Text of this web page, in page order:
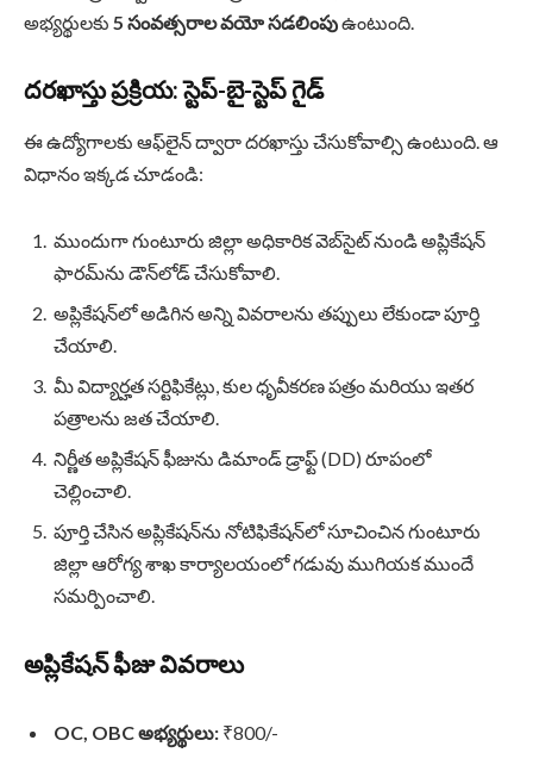
అభ్యర్థులకు 5 సంవత్సరాల వయో సడలింపుఉంటుంది.
దరఖాస్తు ప్రక్రియ: స్టెప్-బై-స్టెప్ గైడ్
ఈ ఉద్యోగాలకు ఆఫ్‌లైన్ ద్వారా దరఖాస్తు చేసుకోవాల్సి ఉంటుంది. ఆ
విధానం ఇక్కడ చూడండి:
ముందుగా గుంటూరు జిల్లా అధికారిక వెబ్‌సైట్ నుండి అప్లికేషన్
ఫారమ్‌ను డౌన్‌లోడ్ చేసుకోవాలి.
అప్లికేషన్‌లో అడిగిన అన్ని వివరాలను తప్పులు లేకుండా పూర్తి
చేయాలి.
మీ విద్యార్హత సర్టిఫికేట్లు, కుల ధృవీకరణ పత్రం మరియు ఇతర
పత్రాలను జత చేయాలి.
నిర్ణీత అప్లికేషన్ ఫీజును డిమాండ్ డ్రాఫ్ట్ (DD) రూపంలో
చెల్లించాలి.
పూర్తి చేసిన అప్లికేషన్‌ను నోటిఫికేషన్‌లో సూచించిన గుంటూరు
జిల్లా ఆరోగ్య శాఖ కార్యాలయంలో గడువు ముగియక ముందే
సమర్పించాలి.
అప్లికేషన్ ఫీజు వివరాలు
OC, OBC అభ్యర్థులు: ₹800/-